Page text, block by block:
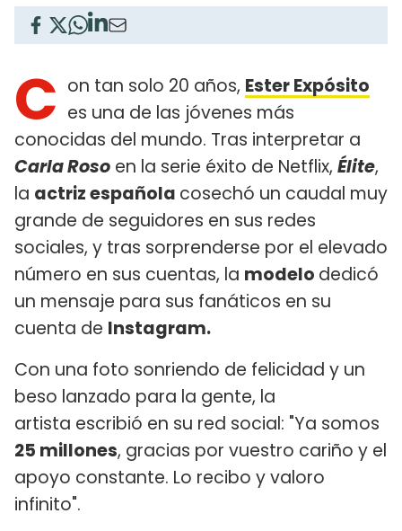
C on tan solo 20 años, Ester Expósito
es una de las jóvenes más
conocidas del mundo. Tras interpretar a
Carla Roso en la serie éxito de Netflix, Élite,
la actriz española cosechó un caudal muy
grande de seguidores en sus redes
sociales, y tras sorprenderse por el elevado
número en sus cuentas, la modelo dedicó
un mensaje para sus fanáticos en su
cuenta de Instagram.
Con una foto sonriendo de felicidad y un
beso lanzado para la gente, la
artista escribió en su red social: "Ya somos
25 millones, gracias por vuestro cariño y el
apoyo constante. Lo recibo y valoro
infinito".